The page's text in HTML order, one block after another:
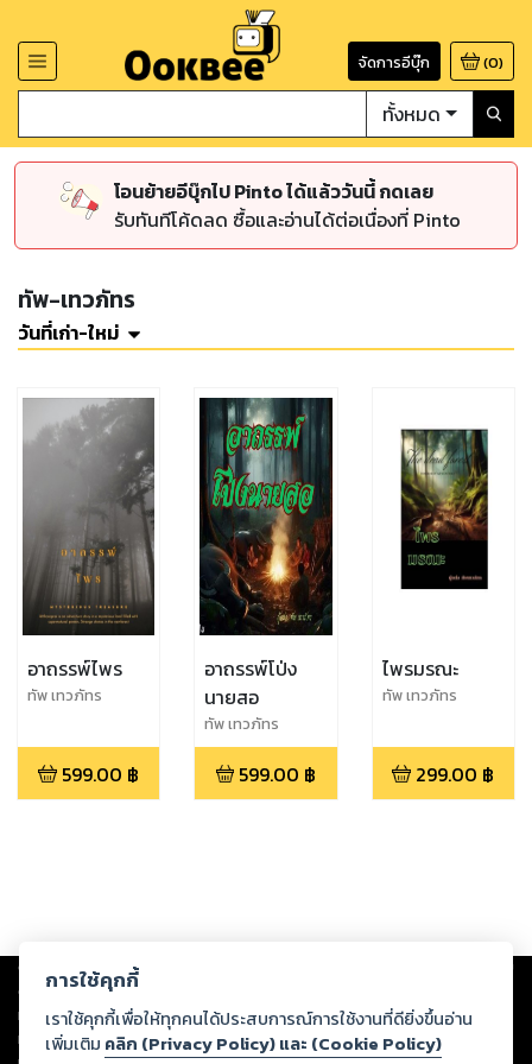
จัดการอีบุ๊ก (0)
ทั้งหมด
โอนย้ายอีบุ๊กไป Pinto ได้แล้ววันนี้ กดเลย
รับทันทีโค้ดลด ซื้อและอ่านได้ต่อเนื่องที่ Pinto
ทัพ-เทวภัทร
วันที่เก่า-ใหม่
อาถรรพ์ไพร
ทัพ เทวภัทร
599.00 ฿
อาถรรพ์โป่ง
นายสอ
ทัพ เทวภัทร
599.00 ฿
ไพรมรณะ
ทัพ เทวภัทร
299.00 ฿
Copyright © 2026
ต่อผลงานหรือเนื้อหาใดที่อัปโหลดผ่านเว็บไซต์และปรากฏว่าละเมิดสิทธิใน
ทรัพย์สินทางปัญญาของบุคคลอื่นหรือขัดต่อกฎหมายและศีลธรรม ดังนั้น ผู้อ่าน
ทุกท่านโปรดใช้วิจารณญาณในการกลั่นกรองด้วยตนเอง และหากท่านพบว่าส่วน
การใช้คุกกี้
เราใช้คุกกี้เพื่อให้ทุกคนได้ประสบการณ์การใช้งานที่ดียิ่งขึ้นอ่าน
เพิ่มเติม คลิก (Privacy Policy) และ (Cookie Policy)